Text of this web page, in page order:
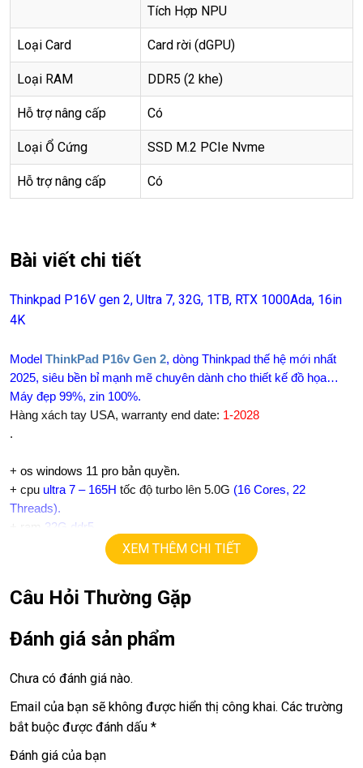
Tích Hợp NPU
Loại Card Card rời (dGPU)
Loại RAM DDR5 (2 khe)
Hỗ trợ nâng cấp Có
Loại Ổ Cứng SSD M.2 PCIe Nvme
Hỗ trợ nâng cấp Có
Bài viết chi tiết
Thinkpad P16V gen 2, Ultra 7, 32G, 1TB, RTX 1000Ada, 16in
4K
Model ThinkPad P16v Gen 2, dòng Thinkpad thế hệ mới nhất
2025, siêu bền bỉ mạnh mẽ chuyên dành cho thiết kế đồ họa…
Máy đẹp 99%, zin 100%.
Hàng xách tay USA, warranty end date: 1-2028
.
+ os windows 11 pro bản quyền.
+ cpu ultra 7 – 165H tốc độ turbo lên 5.0G (16 Cores, 22
Threads).
+ ram 32G ddr5
(3840 X 2400)
==> vga intel Graphics
+usb type C, usb, Lan, thunder port 4, Finger ID, Face ID…
.
💻LAPTOP TRIỀU PHÁT • UY TÍN • CHẤT LƯỢNG • GIÁ
TỐT💻
XEM THÊM CHI TIẾT
Câu Hỏi Thường Gặp
Đánh giá sản phẩm
Chưa có đánh giá nào.
Email của bạn sẽ không được hiển thị công khai. Các trường
bắt buộc được đánh dấu *
Đánh giá của bạn